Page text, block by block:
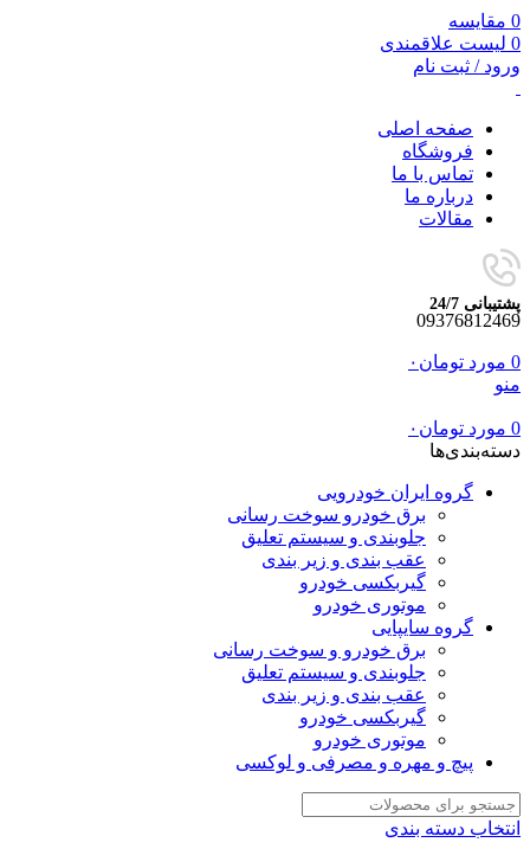
0 مقایسه
0 لیست علاقمندی
ورود / ثبت نام
صفحه اصلی
فروشگاه
تماس با ما
درباره ما
مقالات
پشتیبانی 24/7
09376812469
0 مورد تومان ۰
منو
0 مورد تومان ۰
دسته‌بندی‌ها
گروه ایران خودرویی
برق خودرو سوخت رسانی
جلوبندی و سیستم تعلیق
عقب بندی و زیر بندی
گیربکسی خودرو
موتوری خودرو
گروه سایپایی
برق خودرو و سوخت رسانی
جلوبندی و سیستم تعلیق
عقب بندی و زیر بندی
گیربکسی خودرو
موتوری خودرو
پیچ و مهره و مصرفی و لوکسی
انتخاب دسته بندی